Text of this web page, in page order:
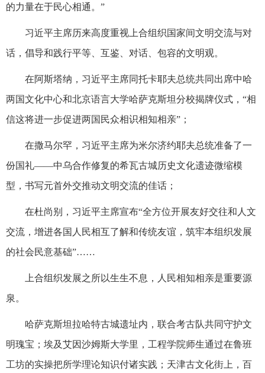
的力量在于民心相通。”
习近平主席历来高度重视上合组织国家间文明交流与对
话，倡导和践行平等、互鉴、对话、包容的文明观。
在阿斯塔纳，习近平主席同托卡耶夫总统共同出席中哈
两国文化中心和北京语言大学哈萨克斯坦分校揭牌仪式，“相
信这将进一步促进两国民众相识相知相亲”；
在撒马尔罕，习近平主席为米尔济约耶夫总统准备了一
份国礼——中乌合作修复的希瓦古城历史文化遗迹微缩模
型，书写元首外交推动文明交流的佳话；
在杜尚别，习近平主席宣布“全方位开展友好交往和人文
交流，增进各国人民相互了解和传统友谊，筑牢本组织发展
的社会民意基础”……
上合组织发展之所以生生不息，人民相知相亲是重要源
泉。
哈萨克斯坦拉哈特古城遗址内，联合考古队共同守护文
明瑰宝；埃及艾因沙姆斯大学里，工程学院师生通过在鲁班
工坊的实操把所学理论知识付诸实践；天津古文化街上，百